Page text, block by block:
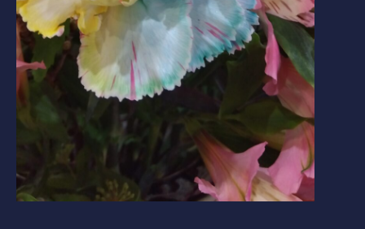
採用情報
併設施設 ゴルフ練習場
〒243-0308 神奈川県愛甲郡愛川町三増1764-1